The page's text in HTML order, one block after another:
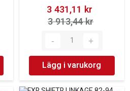
3 431,11 kr‎
3 913,44 kr‎
Lägg i varukorg